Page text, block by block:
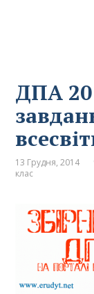
ДПА
13 Грудня, 2014
клас